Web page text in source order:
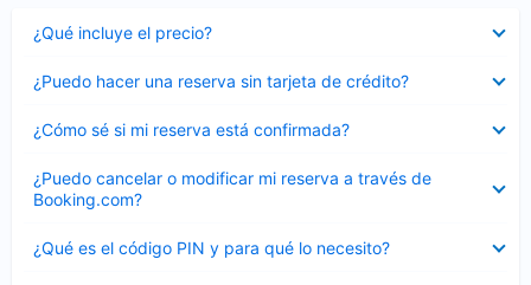
¿Qué incluye el precio?
cerrado
¿Puedo hacer una reserva sin tarjeta de crédito?
cerrado
¿Cómo sé si mi reserva está confirmada?
cerrado
¿Puedo cancelar o modificar mi reserva a través de
Booking.com?
cerrado
¿Qué es el código PIN y para qué lo necesito?
cerrado